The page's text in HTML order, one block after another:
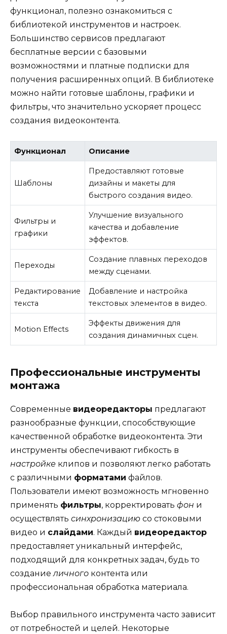
функционал, полезно ознакомиться с
библиотекой инструментов и настроек.
Большинство сервисов предлагают
бесплатные версии с базовыми
возможностями и платные подписки для
получения расширенных опций. В библиотеке
можно найти готовые шаблоны, графики и
фильтры, что значительно ускоряет процесс
создания видеоконтента.
Функционал Описание
Шаблоны
Предоставляют готовые
дизайны и макеты для
быстрого создания видео.
Фильтры и
графики
Улучшение визуального
качества и добавление
эффектов.
Переходы
Создание плавных переходов
между сценами.
Редактирование
текста
Добавление и настройка
текстовых элементов в видео.
Motion Effects
Эффекты движения для
создания динамичных сцен.
Профессиональные инструменты
монтажа
Современные видеоредакторы предлагают
разнообразные функции, способствующие
качественной обработке видеоконтента. Эти
инструменты обеспечивают гибкость в
настройке клипов и позволяют легко работать
с различными форматами файлов.
Пользователи имеют возможность мгновенно
применять фильтры, корректировать фон и
осуществлять синхронизацию со стоковыми
видео и слайдами. Каждый видеоредактор
предоставляет уникальный интерфейс,
подходящий для конкретных задач, будь то
созданиеличного контента или
профессиональная обработка материала.
Выбор правильного инструмента часто зависит
от потребностей и целей. Некоторые